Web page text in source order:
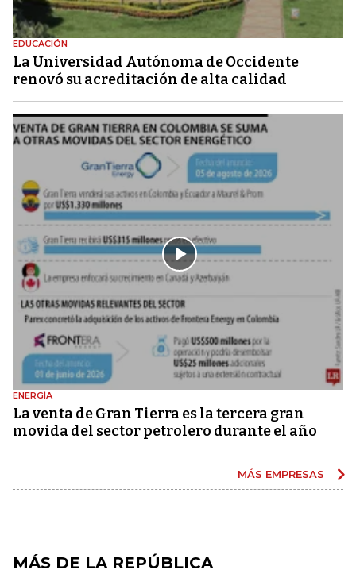
EDUCACIÓN
La Universidad Autónoma de Occidente
renovó su acreditación de alta calidad
ENERGÍA
La venta de Gran Tierra es la tercera gran
movida del sector petrolero durante el año
MÁS EMPRESAS
MÁS DE LA REPÚBLICA